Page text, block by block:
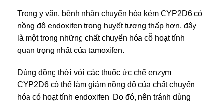
Trong y văn, bệnh nhân chuyển hóa kém CYP2D6 có
nồng độ endoxifen trong huyết tương thấp hơn, đây
là một trong những chất chuyển hóa cỗ hoạt tính
quan trọng nhất của tamoxifen.
Dùng đồng thời với các thuốc ức chế enzym
CYP2D6 có thể làm giảm nồng độ của chất chuyển
hóa có hoạt tính endoxifen. Do đó, nên tránh dùng